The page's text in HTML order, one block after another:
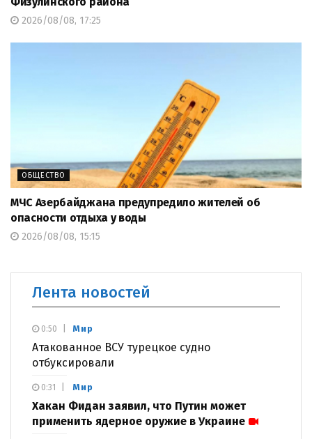
2026/08/08, 17:25
ОБЩЕСТВО
МЧС Азербайджана предупредило жителей об
опасности отдыха у воды
2026/08/08, 15:15
Лента новостей
Мир
Атакованное ВСУ турецкое судно
отбуксировали
0:50
Мир
Хакан Фидан заявил, что Путин может
применить ядерное оружие в Украине
0:31